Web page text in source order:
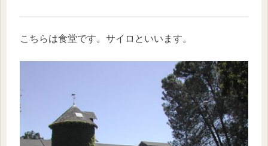
こちらは食堂です。サイロといいます。